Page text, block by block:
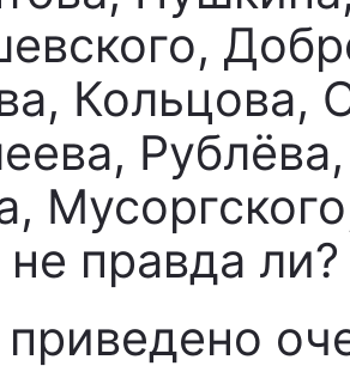
Кольцова,
правда ли?
приведено